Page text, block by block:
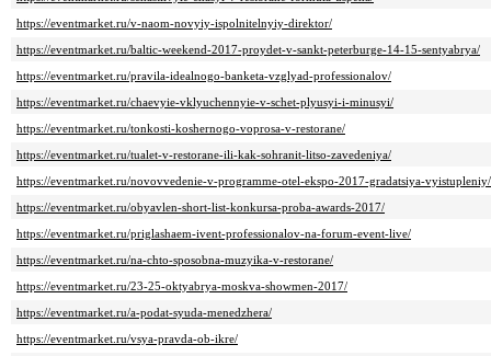
https://eventmarket.ru/v-naom-novyiy-ispolnitelnyiy-direktor/
https://eventmarket.ru/baltic-weekend-2017-proydet-v-sankt-peterburge-14-15-sentyabrya/
https://eventmarket.ru/pravila-idealnogo-banketa-vzglyad-professionalov/
https://eventmarket.ru/chaevyie-vklyuchennyie-v-schet-plyusyi-i-minusyi/
https://eventmarket.ru/tonkosti-koshernogo-voprosa-v-restorane/
https://eventmarket.ru/tualet-v-restorane-ili-kak-sohranit-litso-zavedeniya/
https://eventmarket.ru/novovvedenie-v-programme-otel-ekspo-2017-gradatsiya-vyistupleniy/
https://eventmarket.ru/obyavlen-short-list-konkursa-proba-awards-2017/
https://eventmarket.ru/priglashaem-ivent-professionalov-na-forum-event-live/
https://eventmarket.ru/na-chto-sposobna-muzyika-v-restorane/
https://eventmarket.ru/23-25-oktyabrya-moskva-showmen-2017/
https://eventmarket.ru/a-podat-syuda-menedzhera/
https://eventmarket.ru/vsya-pravda-ob-ikre/